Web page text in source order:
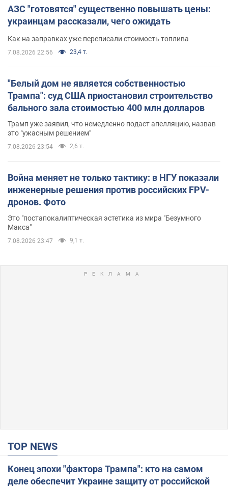
АЗС "готовятся" существенно повышать цены:
украинцам рассказали, чего ожидать
Как на заправках уже переписали стоимость топлива
7.08.2026 22:56 23,4 т.
"Белый дом не является собственностью
Трампа": суд США приостановил строительство
бального зала стоимостью 400 млн долларов
Трамп уже заявил, что немедленно подаст апелляцию, назвав
это "ужасным решением"
7.08.2026 23:54 2,6 т.
Война меняет не только тактику: в НГУ показали
инженерные решения против российских FPV-
дронов. Фото
Это "постапокалиптическая эстетика из мира "Безумного
Макса"
7.08.2026 23:47 9,1 т.
TOP NEWS
Конец эпохи "фактора Трампа": кто на самом
деле обеспечит Украине защиту от российской